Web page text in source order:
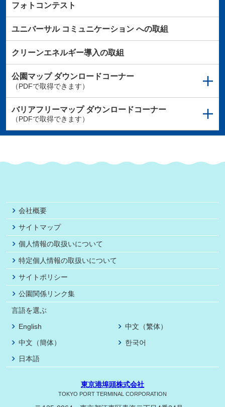
フォトコンテスト
ユニバーサルコミュニケーションへの取組
クリーンエネルギー導入の取組
公園マップダウンロードコーナー
（PDFで取得できます）
バリアフリーマップダウンロードコーナー
（PDFで取得できます）
会社概要
サイトマップ
個人情報の取扱いについて
特定個人情報の取扱いについて
サイトポリシー
公園関係リンク集
言語を選ぶ
English
中文（繁体）
中文（簡体）
한국어
日本語
東京港埠頭株式会社
TOKYO PORT TERMINAL CORPORATION